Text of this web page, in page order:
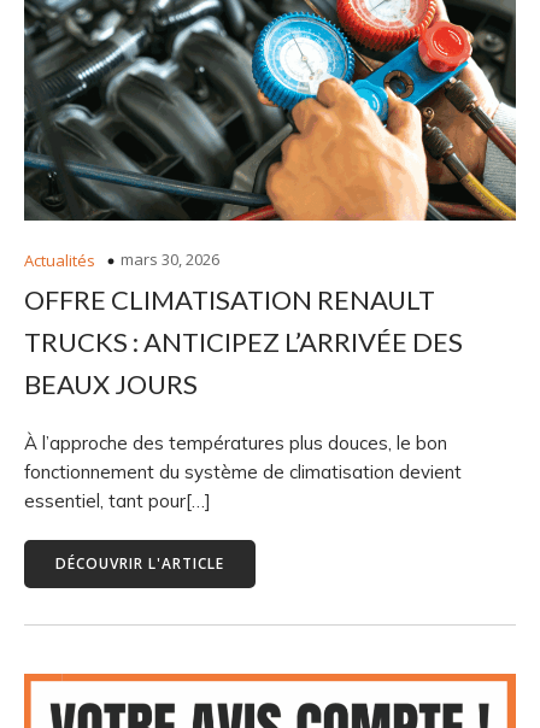
Actualités mars 30, 2026
OFFRE CLIMATISATION RENAULT
TRUCKS : ANTICIPEZ L’ARRIVÉE DES
BEAUX JOURS
À l’approche des températures plus douces, le bon
fonctionnement du système de climatisation devient
essentiel, tant pour[…]
DÉCOUVRIR L'ARTICLE